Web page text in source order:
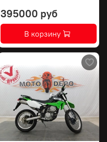
395000 руб
В корзину